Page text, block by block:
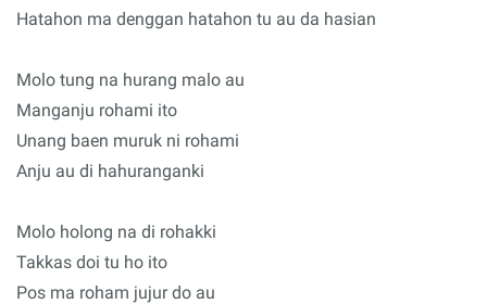
Hatahon ma denggan hatahon tu au da hasian
Molo tung na hurang malo au
Manganju rohami ito
Unang baen muruk ni rohami
Anju au di hahuranganki
Molo holong na di rohakki
Takkas doi tu ho ito
Pos ma roham jujur do au